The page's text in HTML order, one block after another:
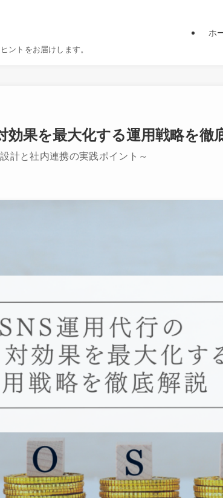
ントをお届けします。
ホ
効果を最大化する運用戦略を徹
計と社内連携の実践ポイント～